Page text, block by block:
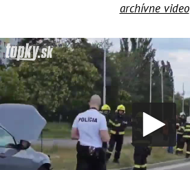
archívne video